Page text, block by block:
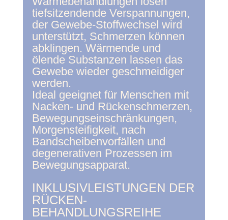
tiefsitzendende Verspannungen,
der Gewebe-Stoffwechsel wird
unterstützt, Schmerzen können
abklingen. Wärmende und
ölende Substanzen lassen das
Gewebe wieder geschmeidiger
werden.
Ideal geeignet für Menschen mit
Nacken- und Rückenschmerzen,
Bewegungseinschränkungen,
Morgensteifigkeit, nach
Bandscheibenvorfällen und
degenerativen Prozessen im
Bewegungsapparat.
INKLUSIVLEISTUNGEN DER
RÜCKEN-
BEHANDLUNGSREIHE